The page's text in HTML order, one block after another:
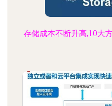
存储成本不断升高,10大